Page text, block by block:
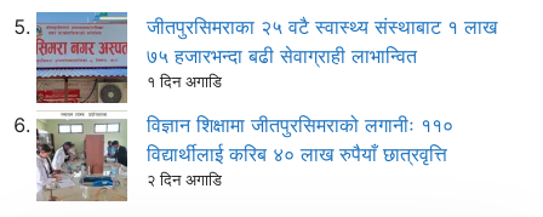
जीतपुरसिमराका २५ वटै स्वास्थ्य संस्थाबाट १ लाख
७५ हजारभन्दा बढी सेवाग्राही लाभान्वित
१ दिन अगाडि
विज्ञान शिक्षामा जीतपुरसिमराको लगानीः ११०
विद्यार्थीलाई करिब ४० लाख रुपैयाँ छात्रवृत्ति
२ दिन अगाडि